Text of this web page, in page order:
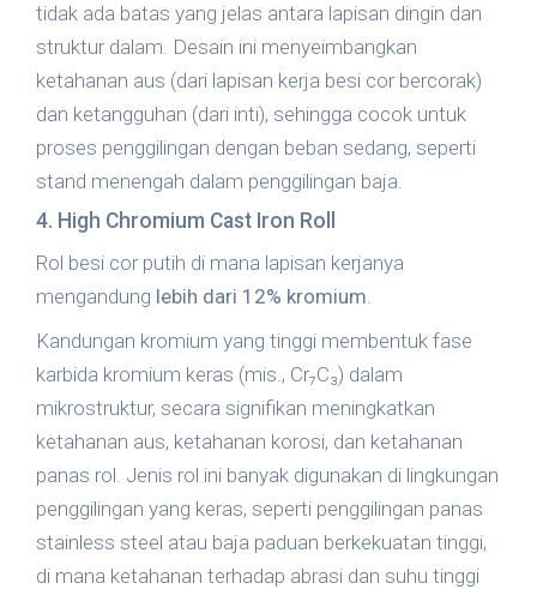
tidak ada batas yang jelas antara lapisan dingin dan
struktur dalam. Desain ini menyeimbangkan
ketahanan aus (dari lapisan kerja besi cor bercorak)
dan ketangguhan (dari inti), sehingga cocok untuk
proses penggilingan dengan beban sedang, seperti
stand menengah dalam penggilingan baja.
4. High Chromium Cast Iron Roll
Rol besi cor putih di mana lapisan kerjanya
mengandung lebih dari 12% kromium.
Kandungan kromium yang tinggi membentuk fase
karbida kromium keras (mis., Cr₇C₃) dalam
mikrostruktur, secara signifikan meningkatkan
ketahanan aus, ketahanan korosi, dan ketahanan
panas rol. Jenis rol ini banyak digunakan di lingkungan
penggilingan yang keras, seperti penggilingan panas
stainless steel atau baja paduan berkekuatan tinggi,
di mana ketahanan terhadap abrasi dan suhu tinggi